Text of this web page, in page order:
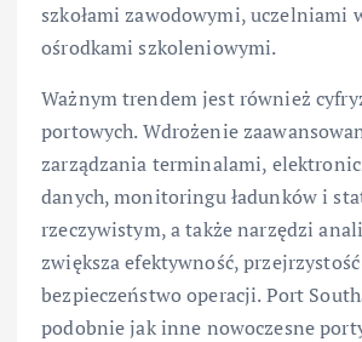
szkołami zawodowymi, uczelniami
ośrodkami szkoleniowymi.
Ważnym trendem jest również
portowych. Wdrożenie
zarządzania terminalami,
danych, monitoringu ładunków i
rzeczywistym, a także narzędzi
zwiększa efektywność,
bezpieczeństwo operacji. Port
podobnie jak inne nowoczesne